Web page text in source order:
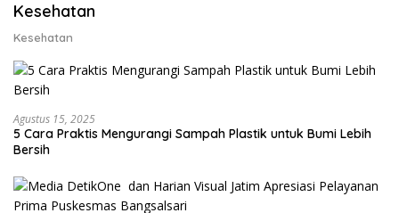
Kesehatan
Kesehatan
Agustus 15, 2025
5 Cara Praktis Mengurangi Sampah Plastik untuk Bumi Lebih
Bersih